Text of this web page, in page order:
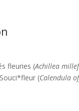
fleuries (Achillea
(Calendula